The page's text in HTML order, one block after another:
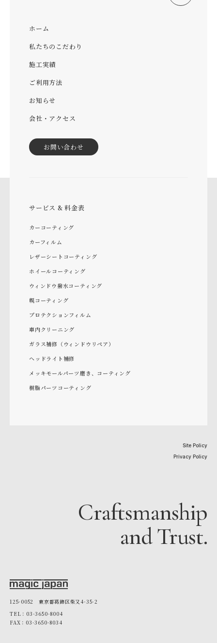
ホーム
私たちのこだわり
施工実績
ご利用方法
お知らせ
会社・アクセス
お問い合わせ
サービス & 料金表
カーコーティング
カーフィルム
レザーシートコーティング
ホイールコーティング
ウィンドウ撥水コーティング
幌コーティング
プロテクションフィルム
車内クリーニング
ガラス補修（ウィンドウリペア）
ヘッドライト補修
メッキモールパーツ磨き、コーティング
樹脂パーツコーティング
Site Policy
Privacy Policy
Craftsmanship
and Trust.
125-0052 東京都葛飾区柴又4-35-2
TEL：03-3650-8004
FAX：03-3650-8034